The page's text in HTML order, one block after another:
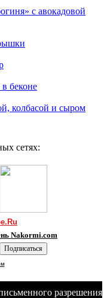
с авокадовой
беконе
колбасой и сыром
сетях:
Nakormi.com
разрешения